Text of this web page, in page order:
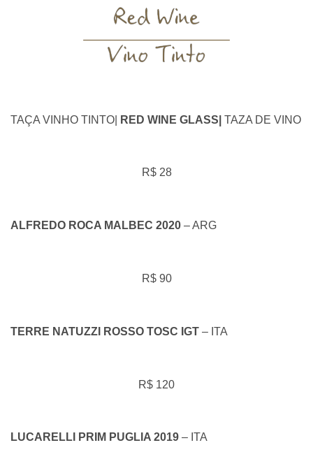
TAÇA VINHO TINTO| RED WINE GLASS| TAZA DE VINO
R$ 28
ALFREDO ROCA MALBEC 2020 – ARG
R$ 90
TERRE NATUZZI ROSSO TOSC IGT – ITA
R$ 120
LUCARELLI PRIM PUGLIA 2019 – ITA